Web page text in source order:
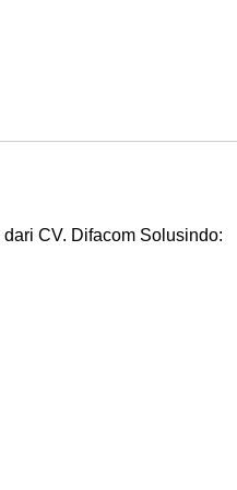
dari CV. Difacom Solusindo: